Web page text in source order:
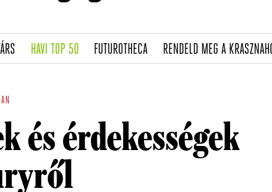
(CURRENT)
HAVI TOP 50(CURRENT)
FUTUROTHECA(CURRENT)
RENDELD MEG A
és érdekességek